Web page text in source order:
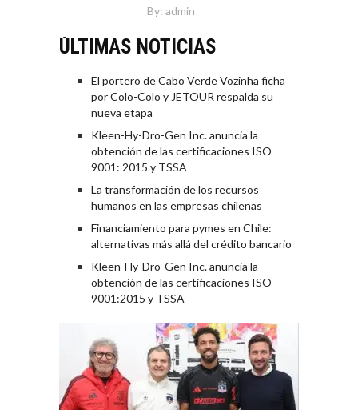
By: admin
ÚLTIMAS NOTICIAS
El portero de Cabo Verde Vozinha ficha
por Colo-Colo y JETOUR respalda su
nueva etapa
Kleen-Hy-Dro-Gen Inc. anuncia la
obtención de las certificaciones ISO
9001: 2015 y TSSA
La transformación de los recursos
humanos en las empresas chilenas
Financiamiento para pymes en Chile:
alternativas más allá del crédito bancario
Kleen-Hy-Dro-Gen Inc. anuncia la
obtención de las certificaciones ISO
9001:2015 y TSSA